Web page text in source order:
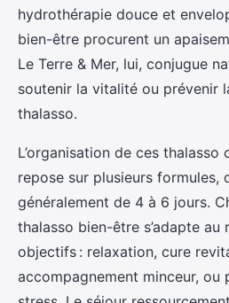
hydrothérapie douce et
bien-être procurent un
Le Terre & Mer, lui, conjugue
soutenir la vitalité ou prévenir
thalasso.
L’organisation de ces thalasso
repose sur plusieurs formules,
généralement de 4 à 6 jours.
thalasso bien-être s’adapte au
objectifs : relaxation, cure
accompagnement minceur, ou